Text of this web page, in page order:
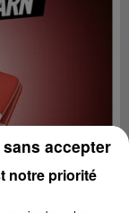
notre priorité
accepter